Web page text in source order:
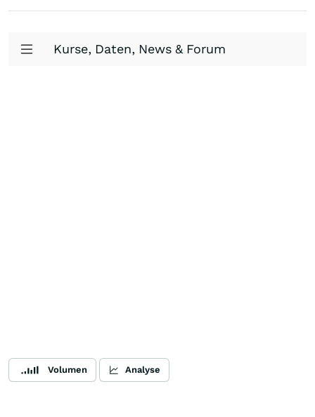
Kurse, Daten, News & Forum
Volumen Analyse